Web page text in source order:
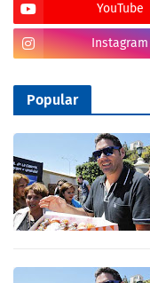
YouTube
Instagram
Popular